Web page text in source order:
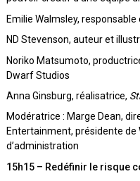
Emilie Walmsley, responsable
ND Stevenson, auteur et
Noriko Matsumoto,
Dwarf Studios
Anna Ginsburg, réalisatrice,
Modératrice : Marge Dean,
Entertainment, présidente de
d’administration
15h15 – Redéfinir le risque